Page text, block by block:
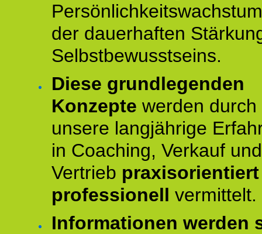
der dauerhaften
Selbstbewusstseins.
Diese grundlegenden
Konzepte werden durch
unsere langjährige
in Coaching, Verkauf und
Vertrieb
professionell vermittelt.
Informationen werden